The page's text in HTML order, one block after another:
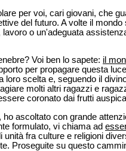
per voi, cari giovani, che
del futuro. A volte il
o un'adeguata
Voi ben lo sapete: il
per propagare questa
loro scelta e, seguendo il
molti altri ragazzi e
coronato dai frutti
ascoltato con grande
formulato, vi chiama ad
unità fra culture e religioni
Proseguite su questo